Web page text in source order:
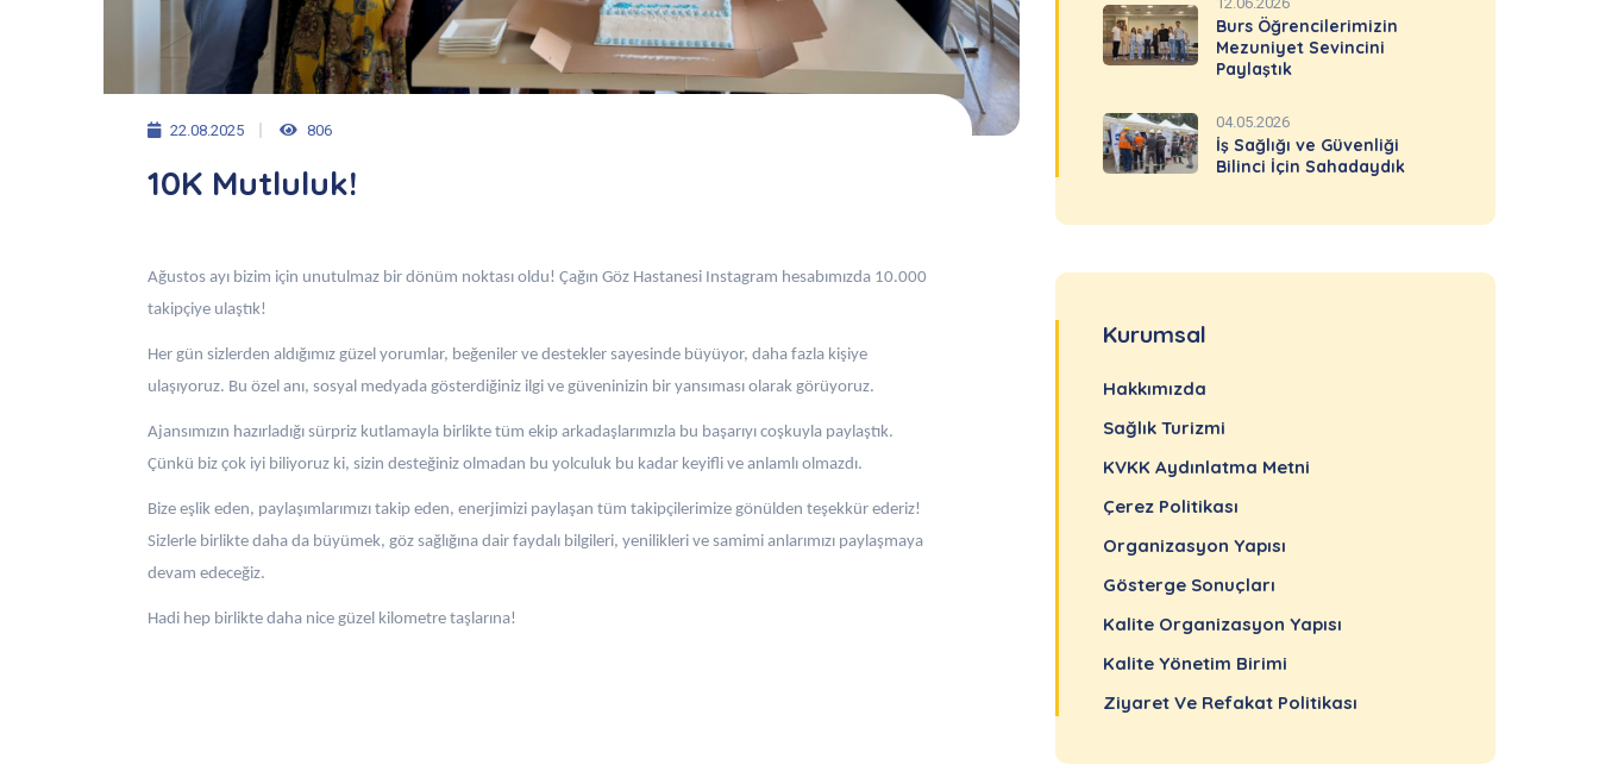
22.08.2025 806
10K Mutluluk!
Ağustos ayı bizim için unutulmaz bir dönüm noktası oldu! Çağın Göz Hastanesi Instagram hesabımızda 10.000
takipçiye ulaştık!
Her gün sizlerden aldığımız güzel yorumlar, beğeniler ve destekler sayesinde büyüyor, daha fazla kişiye
ulaşıyoruz. Bu özel anı, sosyal medyada gösterdiğiniz ilgi ve güveninizin bir yansıması olarak görüyoruz.
Ajansımızın hazırladığı sürpriz kutlamayla birlikte tüm ekip arkadaşlarımızla bu başarıyı coşkuyla paylaştık.
Çünkü biz çok iyi biliyoruz ki, sizin desteğiniz olmadan bu yolculuk bu kadar keyifli ve anlamlı olmazdı.
Bize eşlik eden, paylaşımlarımızı takip eden, enerjimizi paylaşan tüm takipçilerimize gönülden teşekkür ederiz!
Sizlerle birlikte daha da büyümek, göz sağlığına dair faydalı bilgileri, yenilikleri ve samimi anlarımızı paylaşmaya
devam edeceğiz.
Hadi hep birlikte daha nice güzel kilometre taşlarına!
Burs Öğrencilerimizin
Mezuniyet Sevincini
Paylaştık
04.05.2026
İş Sağlığı ve Güvenliği
Bilinci İçin Sahadaydık
Kurumsal
Hakkımızda
Sağlık Turizmi
KVKK Aydınlatma Metni
Çerez Politikası
Organizasyon Yapısı
Gösterge Sonuçları
Kalite Organizasyon Yapısı
Kalite Yönetim Birimi
Ziyaret Ve Refakat Politikası